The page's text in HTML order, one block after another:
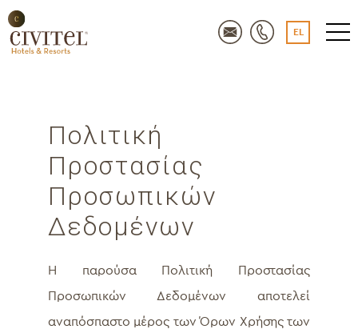
EL
Πολιτική
Προστασίας
Προσωπικών
Δεδομένων
Η παρούσα Πολιτική Προστασίας
Προσωπικών Δεδομένων αποτελεί
αναπόσπαστο μέρος των Όρων Χρήσης των